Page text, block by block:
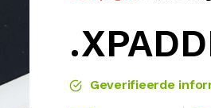
Geverifieerde